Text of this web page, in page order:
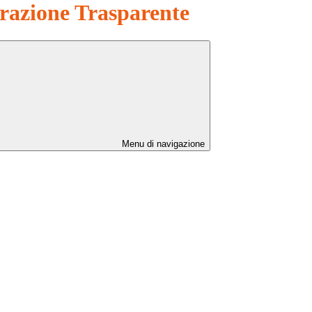
Trasparente
Menu di navigazione